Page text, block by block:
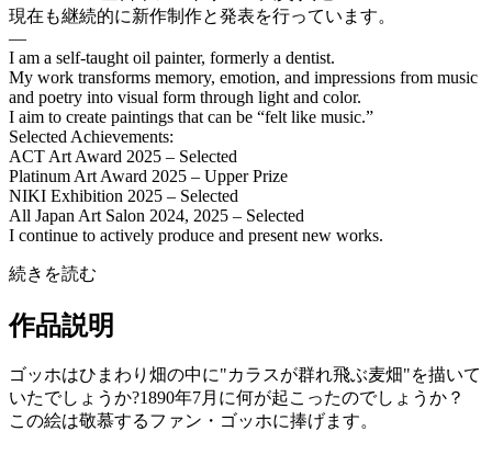
現在も継続的に新作制作と発表を行っています。
—
I am a self-taught oil painter, formerly a dentist.
My work transforms memory, emotion, and impressions from music
and poetry into visual form through light and color.
I aim to create paintings that can be “felt like music.”
Selected Achievements:
ACT Art Award 2025 – Selected
Platinum Art Award 2025 – Upper Prize
NIKI Exhibition 2025 – Selected
All Japan Art Salon 2024, 2025 – Selected
I continue to actively produce and present new works.
続きを読む
作品説明
ゴッホはひまわり畑の中に"カラスが群れ飛ぶ麦畑"を描いて
いたでしょうか?1890年7月に何が起こったのでしょうか？
この絵は敬慕するファン・ゴッホに捧げます。